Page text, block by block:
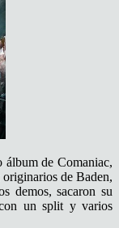
álbum de Comaniac,
de Baden,
demos, sacaron su
un split y varios